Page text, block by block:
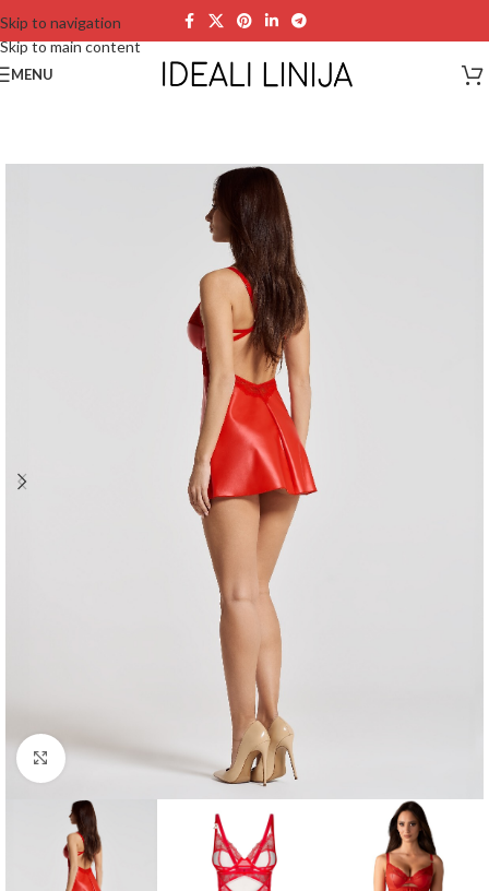
Skip to navigation
Skip to main content
MENU
Click to enlarge